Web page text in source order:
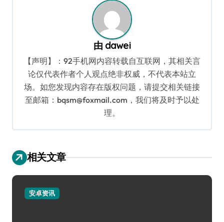
由 dawei
【声明】：92手机网内容转载自互联网，其相关言
论仅代表作者个人观点绝非权威，不代表本站立
场。如您发现内容存在版权问题，请提交相关链接
至邮箱：bqsm@foxmail.com，我们将及时予以处
理。
相关文章
安卓资讯